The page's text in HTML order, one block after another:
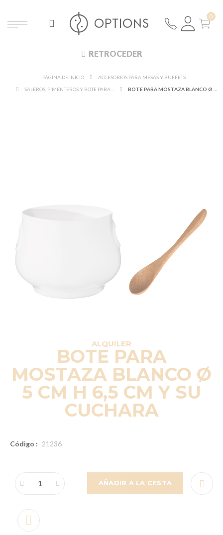
RETROCEDER
PÁGINA DE INICIO
ACCESORIOS PARA MESAS Y BUFFETS
ALQUILER
BOTE PARA
MOSTAZA BLANCO Ø
5 CM H 6,5 CM Y SU
CUCHARA
Código : 21236
AÑADIR A LA CESTA